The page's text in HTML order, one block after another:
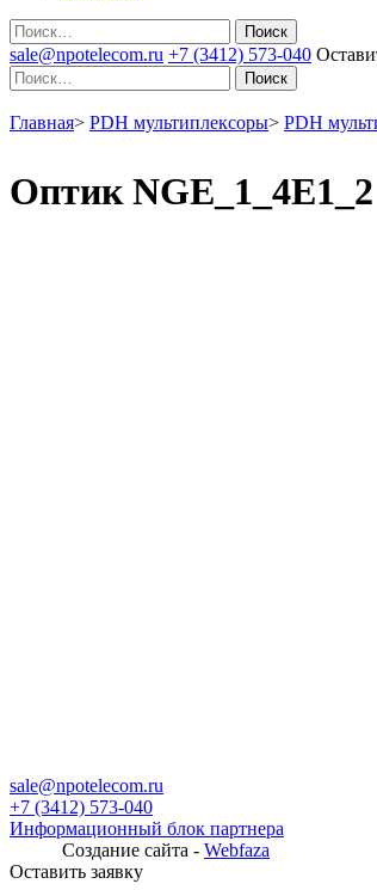
Поиск
sale@npotelecom.ru +7 (3412) 573-040
Поиск
Главная> PDH мультиплексоры> PDH
Оптик NGE_1_4E1_2
sale@npotelecom.ru
+7 (3412) 573-040
Информационный блок партнера
Создание сайта - Webfaza
Оставить заявку